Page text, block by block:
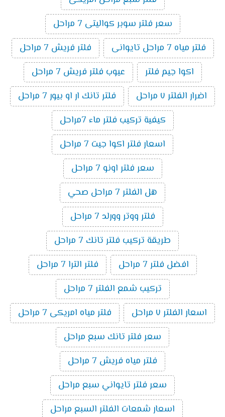
سعر فلتر سوبر كواليتى 7 مراحل
فلتر مياه 7 مراحل تايوانى
فلتر فريش 7 مراحل
اكوا جيم فلتر
عيوب فلتر فريش 7 مراحل
اضرار الفلتر ٧ مراحل
فلتر تانك ار او بيور 7 مراحل
كيفية تركيب فلتر ماء 7مراحل
اسعار فلتر اكوا جيت 7 مراحل
سعر فلتر اونو 7 مراحل
هل الفلتر 7 مراحل صحي
فلتر ووتر وورلد 7 مراحل
طريقة تركيب فلتر تانك 7 مراحل
افضل فلتر 7 مراحل
فلتر الترا 7 مراحل
تركيب شمع الفلتر 7 مراحل
اسعار الفلتر ٧ مراحل
فلتر مياه امريكى 7 مراحل
سعر فلتر تانك سبع مراحل
فلتر مياه فريش 7 مراحل
سعر فلتر تايواني سبع مراحل
اسعار شمعات الفلتر السبع مراحل